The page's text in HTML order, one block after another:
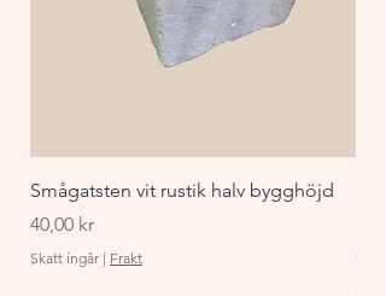
Smågatsten vit rustik halv bygghöjd
Pris
40,00 kr
Skatt ingår | Frakt
Pris